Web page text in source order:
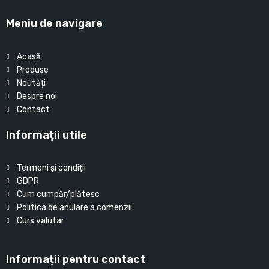
Meniu de navigare
Acasă
Produse
Noutăți
Despre noi
Contact
Informații utile
Termeni și condiții
GDPR
Cum cumpăr/plătesc
Politica de anulare a comenzii
Curs valutar
Informații pentru contact